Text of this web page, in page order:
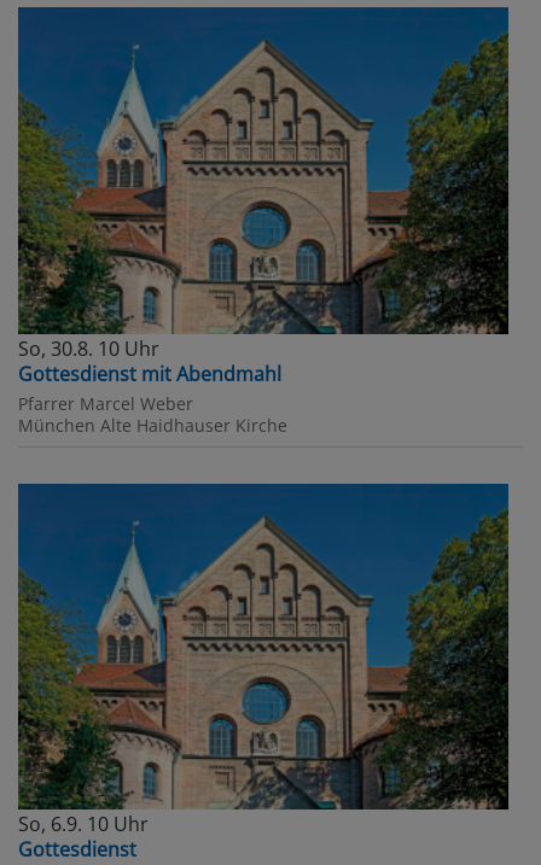
So, 30.8. 10 Uhr
Gottesdienst mit Abendmahl
Pfarrer Marcel Weber
München Alte Haidhauser Kirche
So, 6.9. 10 Uhr
Gottesdienst